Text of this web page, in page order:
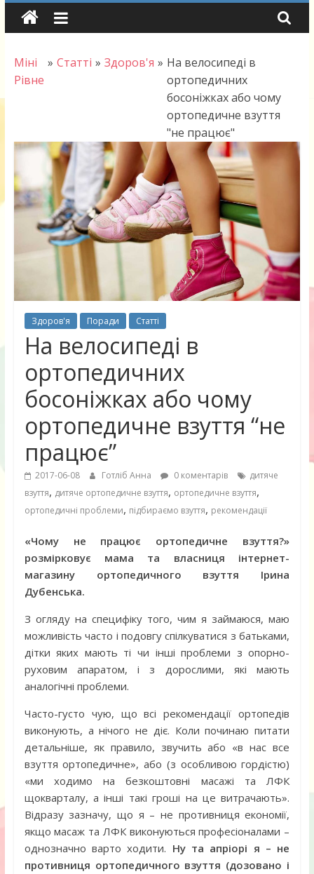
Skip
Міні
Рівне
» Статті » Здоров'я » На велосипеді в
ортопедичних
босоніжках або чому
ортопедичне взуття
"не працює"
Здоров'я Поради Статті
На велосипеді в
ортопедичних
босоніжках або чому
ортопедичне взуття “не
працює”
2017-06-08 Готліб Анна 0 коментарів
дитяче
взуття, дитяче ортопедичне взуття, ортопедичне взуття,
ортопедичні проблеми, підбираємо взуття, рекомендації
«Чому не працює ортопедичне взуття?»
розмірковує мама та власниця інтернет-
магазину ортопедичного взуття Ірина
Дубенська.
З огляду на специфіку того, чим я займаюся, маю
можливість часто і подовгу спілкуватися з батьками,
дітки яких мають ті чи інші проблеми з опорно-
руховим апаратом, і з дорослими, які мають
аналогічні проблеми.
Часто-густо чую, що всі рекомендації ортопедів
виконують, а нічого не діє. Коли починаю питати
детальніше, як правило, звучить або «в нас все
взуття ортопедичне», або (з особливою гордістю)
«ми ходимо на безкоштовні масажі та ЛФК
щокварталу, а інші такі гроші на це витрачають».
Відразу зазначу, що я – не противниця економії,
якщо масаж та ЛФК виконуються професіоналами –
однозначно варто ходити. Ну та апріорі я – не
противниця ортопедичного взуття (дозовано і